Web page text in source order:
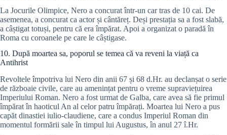
La Jocurile Olimpice, Nero a concurat într-un car tras de 10 cai. De
asemenea, a concurat ca actor și cântăreț. Deși prestația sa a fost slabă,
a câștigat totuși, pentru că era împărat. Apoi a organizat o paradă în
Roma cu coroanele pe care le câștigase.
10. După moartea sa, poporul se temea că va reveni la viață ca
Antihrist
Revoltele împotriva lui Nero din anii 67 și 68 d.Hr. au declanșat o serie
de războaie civile, care au amenințat pentru o vreme supraviețuirea
Imperiului Roman. Nero a fost urmat de Galba, care avea să fie primul
împărat în haoticul An al celor patru împărați. Moartea lui Nero a pus
capăt dinastiei iulio-claudiene, care a condus Imperiul Roman din
momentul formării sale în timpul lui Augustus, în anul 27 î.Hr.